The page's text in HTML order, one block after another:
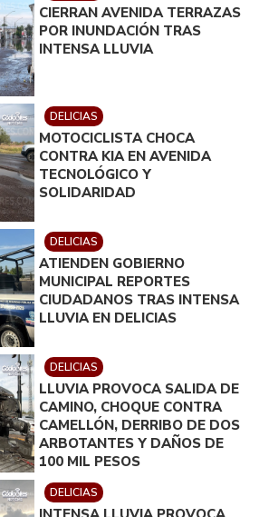
CIERRAN AVENIDA TERRAZAS
POR INUNDACIÓN TRAS
INTENSA LLUVIA
DELICIAS
MOTOCICLISTA CHOCA
CONTRA KIA EN AVENIDA
TECNOLÓGICO Y
SOLIDARIDAD
DELICIAS
ATIENDEN GOBIERNO
MUNICIPAL REPORTES
CIUDADANOS TRAS INTENSA
LLUVIA EN DELICIAS
DELICIAS
LLUVIA PROVOCA SALIDA DE
CAMINO, CHOQUE CONTRA
CAMELLÓN, DERRIBO DE DOS
ARBOTANTES Y DAÑOS DE
100 MIL PESOS
DELICIAS